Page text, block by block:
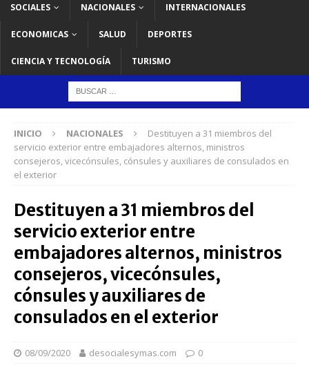
SOCIALES NACIONALES INTERNACIONALES
ECONOMICAS SALUD DEPORTES
CIENCIA Y TECNOLOGÍA TURISMO
INICIO NACIONALES
Destituyen a 31 miembros del
servicio exterior entre embajadores alternos, ministros
consejeros, vicecónsules, cónsules y auxiliares de consulados en
el exterior
Destituyen a 31 miembros del
servicio exterior entre
embajadores alternos, ministros
consejeros, vicecónsules,
cónsules y auxiliares de
consulados en el exterior
08/09/2020 desocialesymas.com 0